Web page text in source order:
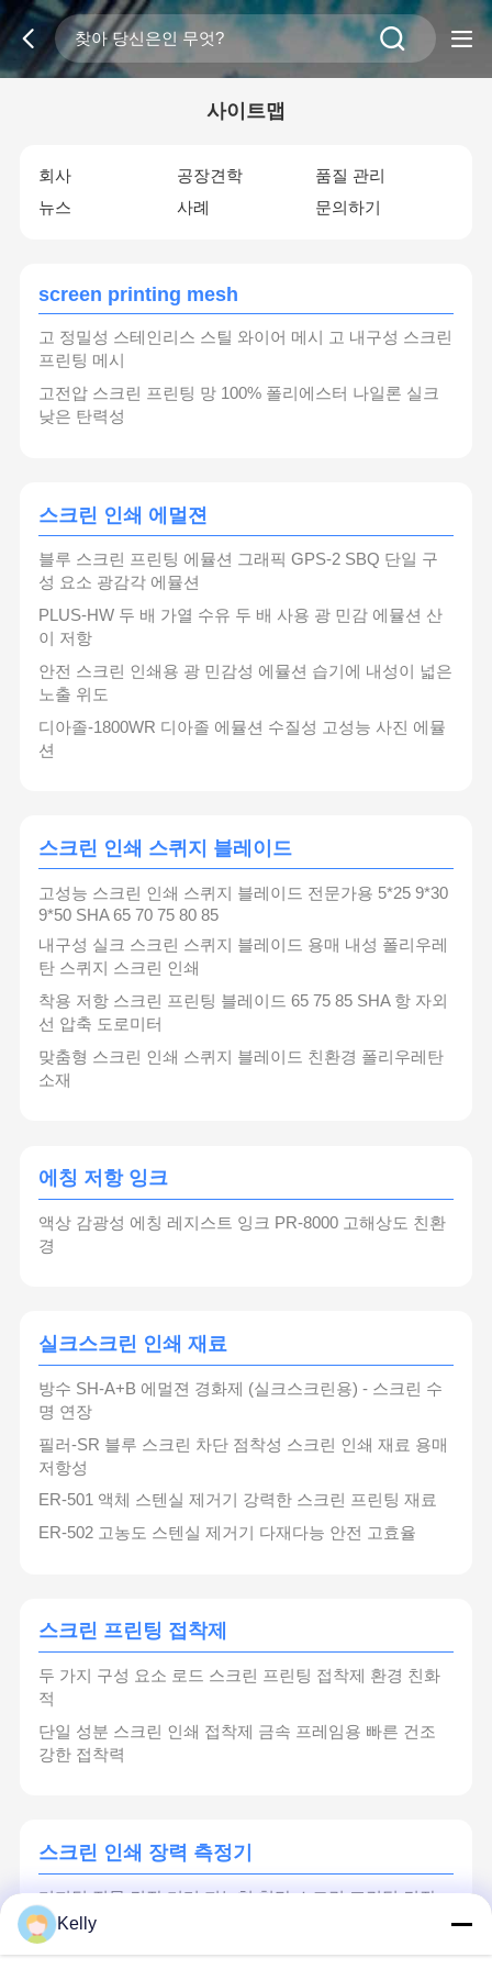
사이트맵
회사 공장견학
품질 관리
뉴스
사례 문의하기
screen printing mesh
고 정밀성 스테인리스 스틸 와이어 메시 고 내구성 스크린
프린팅 메시
고전압 스크린 프린팅 망 100% 폴리에스터 나일론 실크
낮은 탄력성
스크린 인쇄 에멀젼
블루 스크린 프린팅 에뮬션 그래픽 GPS-2 SBQ 단일 구
성 요소 광감각 에뮬션
PLUS-HW 두 배 가열 수유 두 배 사용 광 민감 에뮬션 산
이 저항
안전 스크린 인쇄용 광 민감성 에뮬션 습기에 내성이 넓은
노출 위도
디아졸-1800WR 디아졸 에뮬션 수질성 고성능 사진 에뮬
션
스크린 인쇄 스퀴지 블레이드
고성능 스크린 인쇄 스퀴지 블레이드 전문가용 5*25 9*30
9*50 SHA 65 70 75 80 85
내구성 실크 스크린 스퀴지 블레이드 용매 내성 폴리우레
탄 스퀴지 스크린 인쇄
착용 저항 스크린 프린팅 블레이드 65 75 85 SHA 항 자외
선 압축 도로미터
맞춤형 스크린 인쇄 스퀴지 블레이드 친환경 폴리우레탄
소재
에칭 저항 잉크
액상 감광성 에칭 레지스트 잉크 PR-8000 고해상도 친환
경
실크스크린 인쇄 재료
방수 SH-A+B 에멀젼 경화제 (실크스크린용) - 스크린 수
명 연장
필러-SR 블루 스크린 차단 점착성 스크린 인쇄 재료 용매
저항성
ER-501 액체 스텐실 제거기 강력한 스크린 프린팅 재료
ER-502 고농도 스텐실 제거기 다재다능 안전 고효율
스크린 프린팅 접착제
두 가지 구성 요소 로드 스크린 프린팅 접착제 환경 친화
적
단일 성분 스크린 인쇄 접착제 금속 프레임용 빠른 건조
강한 접착력
스크린 인쇄 장력 측정기
디지털 직물 긴장 미터 지능형 첨단 스크린 프린팅 긴장
미터Kelly